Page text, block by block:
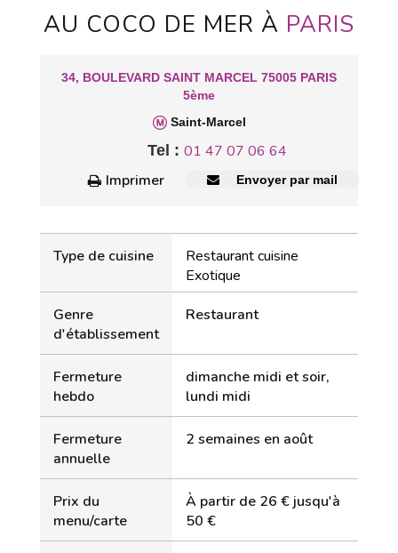
AU COCO DE MER À PARIS
34, BOULEVARD SAINT MARCEL 75005 PARIS
5ème
Saint-Marcel
Tel : 01 47 07 06 64
Imprimer
Envoyer par mail
Type de cuisine
Restaurant cuisine
Exotique
Genre
d'établissement
Restaurant
Fermeture
hebdo
dimanche midi et soir,
lundi midi
Fermeture
annuelle
2 semaines en août
Prix du
menu/carte
À partir de 26 € jusqu'à
50 €